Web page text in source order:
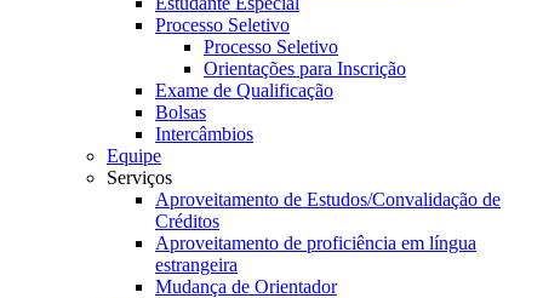
Processo Seletivo
Processo Seletivo
Orientações para Inscrição
Exame de Qualificação
Bolsas
Intercâmbios
Equipe
Serviços
Aproveitamento de Estudos/Convalidação de
Créditos
Aproveitamento de proficiência em língua
estrangeira
Mudança de Orientador